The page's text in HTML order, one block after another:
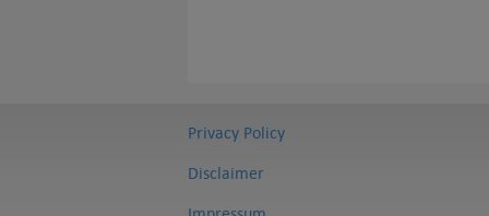
Privacy Policy
Disclaimer